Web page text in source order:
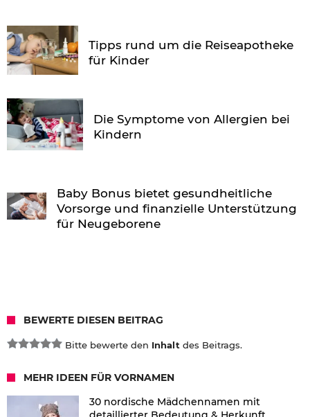
Tipps rund um die Reiseapotheke
für Kinder
Die Symptome von Allergien bei
Kindern
Baby Bonus bietet gesundheitliche
Vorsorge und finanzielle Unterstützung
für Neugeborene
BEWERTE DIESEN BEITRAG
Bitte bewerte den Inhalt des Beitrags.
MEHR IDEEN FÜR VORNAMEN
30 nordische Mädchennamen mit